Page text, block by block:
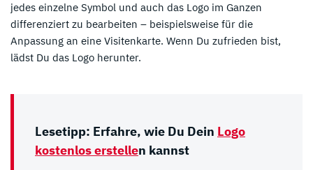
jedes einzelne Symbol und auch das Logo im Ganzen
differenziert zu bearbeiten – beispielsweise für die
Anpassung an eine Visitenkarte. Wenn Du zufrieden bist,
lädst Du das Logo herunter.
Lesetipp: Erfahre, wie Du Dein Logo
kostenlos erstellen kannst